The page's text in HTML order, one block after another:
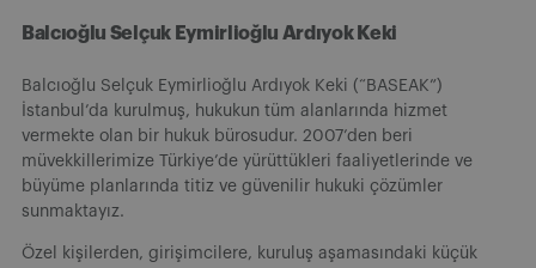
Balcıoğlu Selçuk Eymirlioğlu Ardıyok Keki
Balcıoğlu Selçuk Eymirlioğlu Ardıyok Keki (“BASEAK”)
İstanbul’da kurulmuş, hukukun tüm alanlarında hizmet
vermekte olan bir hukuk bürosudur. 2007’den beri
müvekkillerimize Türkiye’de yürüttükleri faaliyetlerinde ve
büyüme planlarında titiz ve güvenilir hukuki çözümler
sunmaktayız.
Özel kişilerden, girişimcilere, kuruluş aşamasındaki küçük